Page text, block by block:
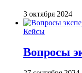
3 октября 2024
Кейсы
Вопросы